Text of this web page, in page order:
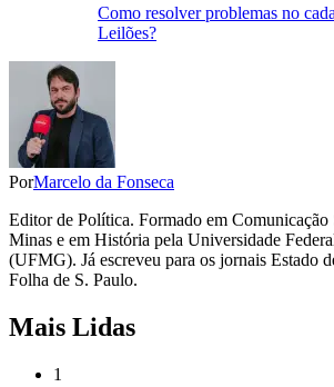
Como resolver problemas no
Leilões?
PorMarcelo da Fonseca
Editor de Política. Formado em Comunicação
Minas e em História pela Universidade
(UFMG). Já escreveu para os jornais Estado
Folha de S. Paulo.
Mais Lidas
1